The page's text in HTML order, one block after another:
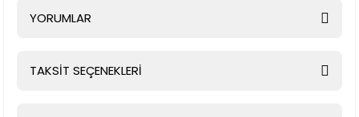
YORUMLAR
TAKSİT SEÇENEKLERİ